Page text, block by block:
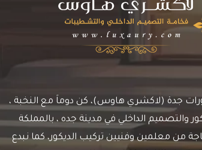
جدة (لاكشري هاوس)، كن دوماَ مع النخبة ،
والتصميم الداخلي في مدينة جده ، بالمملكة
من معلمين وفنيين تركيب الديكور، كما نبدع